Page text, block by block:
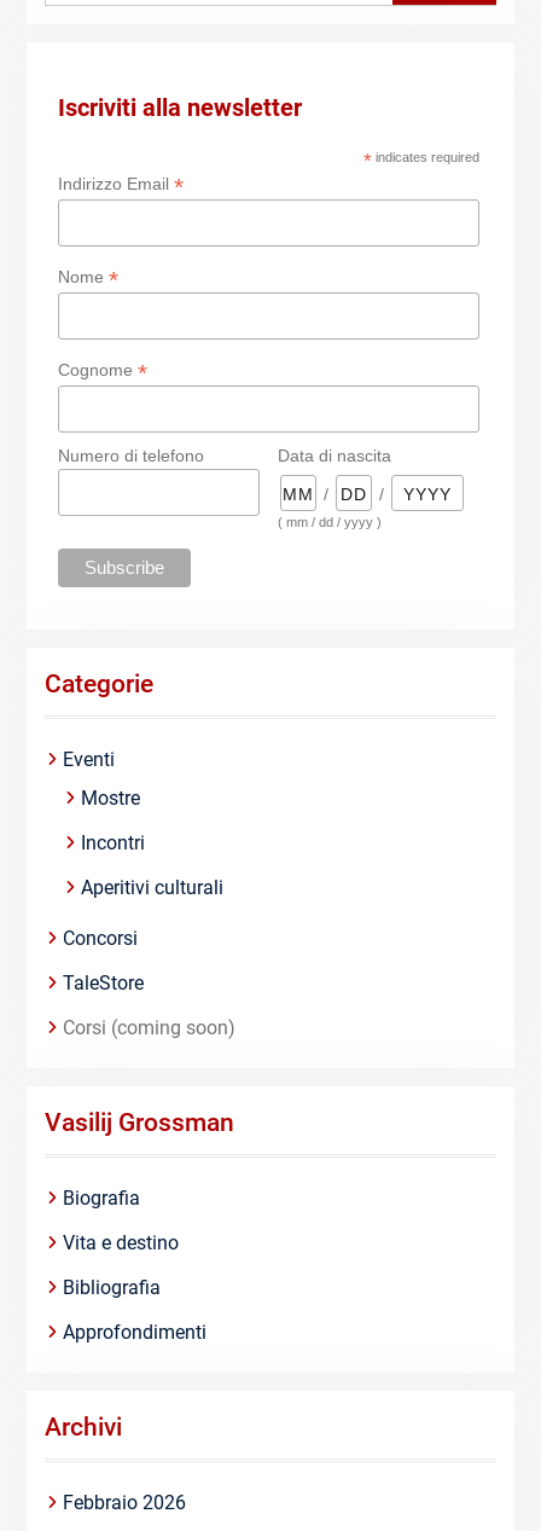
Iscriviti alla newsletter
*indicates required
Indirizzo Email *
Nome *
Cognome *
Numero di telefono
Data di nascita
/
/
( mm / dd / yyyy )
Categorie
Eventi
Mostre
Incontri
Aperitivi culturali
Concorsi
TaleStore
Corsi (coming soon)
Vasilij Grossman
Biografia
Vita e destino
Bibliografia
Approfondimenti
Archivi
Febbraio 2026